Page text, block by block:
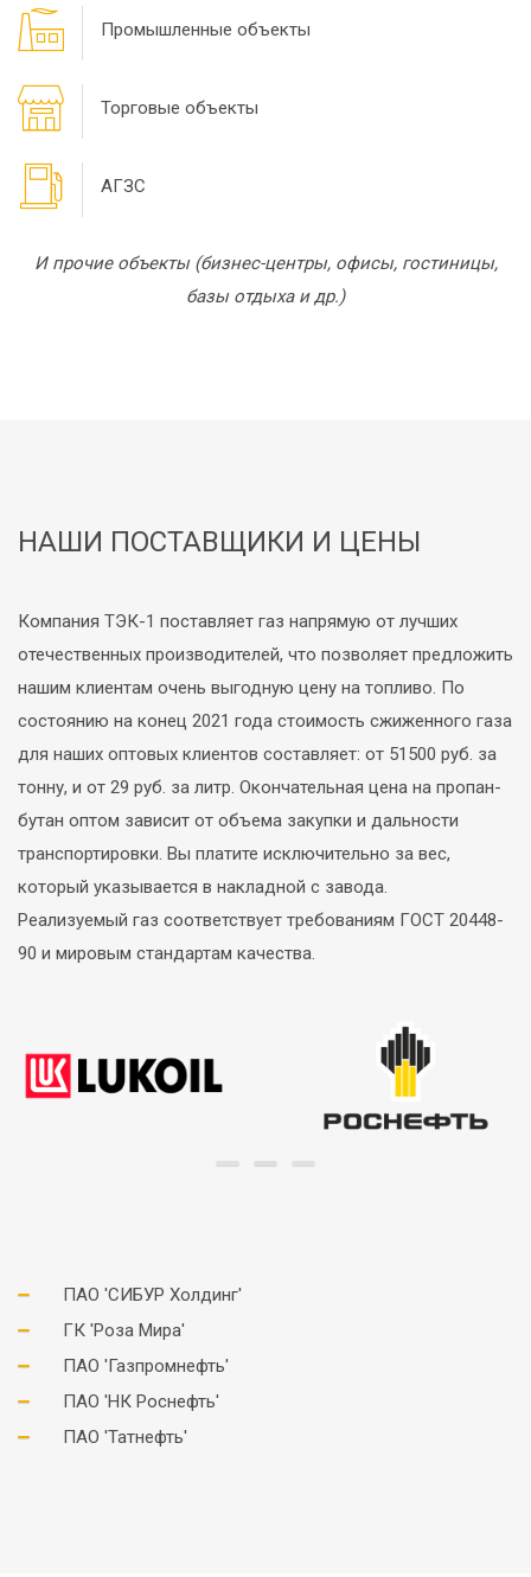
Промышленные объекты
Торговые объекты
АГЗС
И прочие объекты (бизнес-центры, офисы, гостиницы,
базы отдыха и др.)
НАШИ ПОСТАВЩИКИ И ЦЕНЫ
Компания ТЭК-1 поставляет газ напрямую от лучших
отечественных производителей, что позволяет предложить
нашим клиентам очень выгодную цену на топливо. По
состоянию на конец 2021 года стоимость сжиженного газа
для наших оптовых клиентов составляет: от 51500 руб. за
тонну, и от 29 руб. за литр. Окончательная цена на пропан-
бутан оптом зависит от объема закупки и дальности
транспортировки. Вы платите исключительно за вес,
который указывается в накладной с завода.
Реализуемый газ соответствует требованиям ГОСТ 20448-
90 и мировым стандартам качества.
ПАО 'СИБУР Холдинг'
ГК 'Роза Мира'
ПАО 'Газпромнефть'
ПАО 'НК Роснефть'
ПАО 'Татнефть'